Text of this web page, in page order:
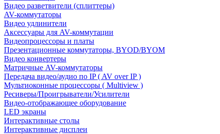
Видео разветвители (сплиттеры)
AV-коммутаторы
Видео удлинители
Аксессуары для AV-коммутации
Видеопроцессоры и платы
Презентационные коммутаторы, BYOD/BYOM
Видео конвертеры
Матричные AV-коммутаторы
Передача видео/аудио по IP ( AV over IP )
Мультиоконные процессоры ( Multiview )
Ресиверы/Проигрыватели/Усилители
Видео-отображающее оборудование
LED экраны
Интерактивные столы
Интерактивные дисплеи